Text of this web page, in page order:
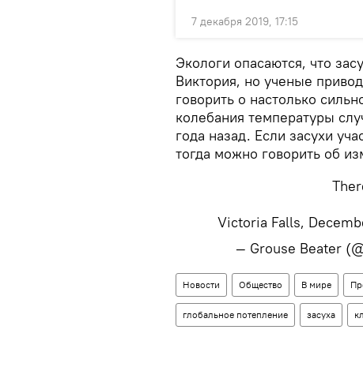
7 декабря 2019, 17:15
Экологи опасаются, что
Виктория, но ученые
говорить о настолько
колебания температуры
года назад. Если засухи
тогда можно говорить об
Victoria Falls,
— Grouse Beater
Новости Общество В мире
глобальное потепление засуха